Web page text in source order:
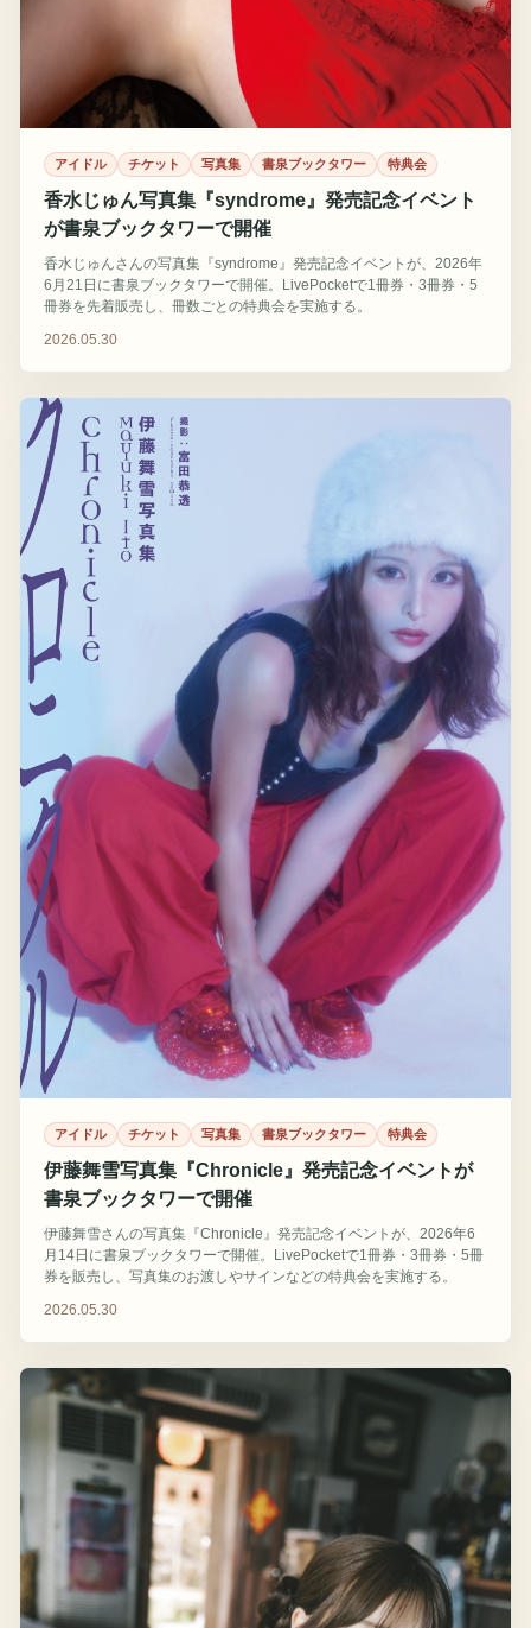
アイドル チケット 写真集 書泉ブックタワー 特典会
香水じゅん写真集『syndrome』発売記念イベント
が書泉ブックタワーで開催
香水じゅんさんの写真集『syndrome』発売記念イベントが、2026年
6月21日に書泉ブックタワーで開催。LivePocketで1冊券・3冊券・5
冊券を先着販売し、冊数ごとの特典会を実施する。
2026.05.30
アイドル チケット 写真集 書泉ブックタワー 特典会
伊藤舞雪写真集『Chronicle』発売記念イベントが
書泉ブックタワーで開催
伊藤舞雪さんの写真集『Chronicle』発売記念イベントが、2026年6
月14日に書泉ブックタワーで開催。LivePocketで1冊券・3冊券・5冊
券を販売し、写真集のお渡しやサインなどの特典会を実施する。
2026.05.30